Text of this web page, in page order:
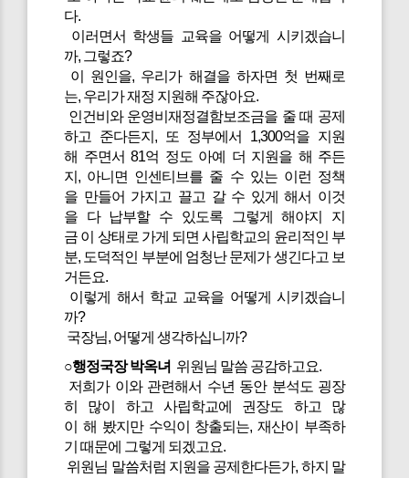
다.
이러면서 학생들 교육을 어떻게 시키겠습니
까, 그렇죠?
이 원인을, 우리가 해결을 하자면 첫 번째로
는, 우리가 재정 지원해 주잖아요.
인건비와 운영비재정결함보조금을 줄 때 공제
하고 준다든지, 또 정부에서 1,300억을 지원
해 주면서 81억 정도 아예 더 지원을 해 주든
지, 아니면 인센티브를 줄 수 있는 이런 정책
을 만들어 가지고 끌고 갈 수 있게 해서 이것
을 다 납부할 수 있도록 그렇게 해야지 지
금 이 상태로 가게 되면 사립학교의 윤리적인 부
분, 도덕적인 부분에 엄청난 문제가 생긴다고 보
거든요.
이렇게 해서 학교 교육을 어떻게 시키겠습니
까?
국장님, 어떻게 생각하십니까?
○행정국장 박옥녀 위원님 말씀 공감하고요.
저희가 이와 관련해서 수년 동안 분석도 굉장
히 많이 하고 사립학교에 권장도 하고 많
이 해 봤지만 수익이 창출되는, 재산이 부족하
기 때문에 그렇게 되겠고요.
위원님 말씀처럼 지원을 공제한다든가, 하지 말